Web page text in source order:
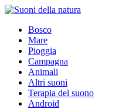
Bosco
Mare
Pioggia
Campagna
Animali
Altri suoni
Terapia del suono
Android